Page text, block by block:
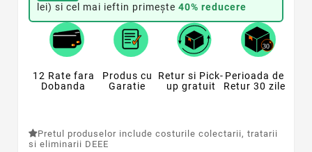
lei) si cel mai ieftin primește 40% reducere
12 Rate fara
Dobanda
Produs cu
Garatie
Retur si Pick-
up gratuit
Perioada de
Retur 30 zile
Pretul produselor include costurile colectarii, tratarii
si eliminarii DEEE